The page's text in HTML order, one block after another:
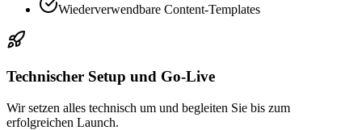
Wiederverwendbare Content-Templates
Technischer Setup und Go-Live
Wir setzen alles technisch um und begleiten Sie bis zum
erfolgreichen Launch.